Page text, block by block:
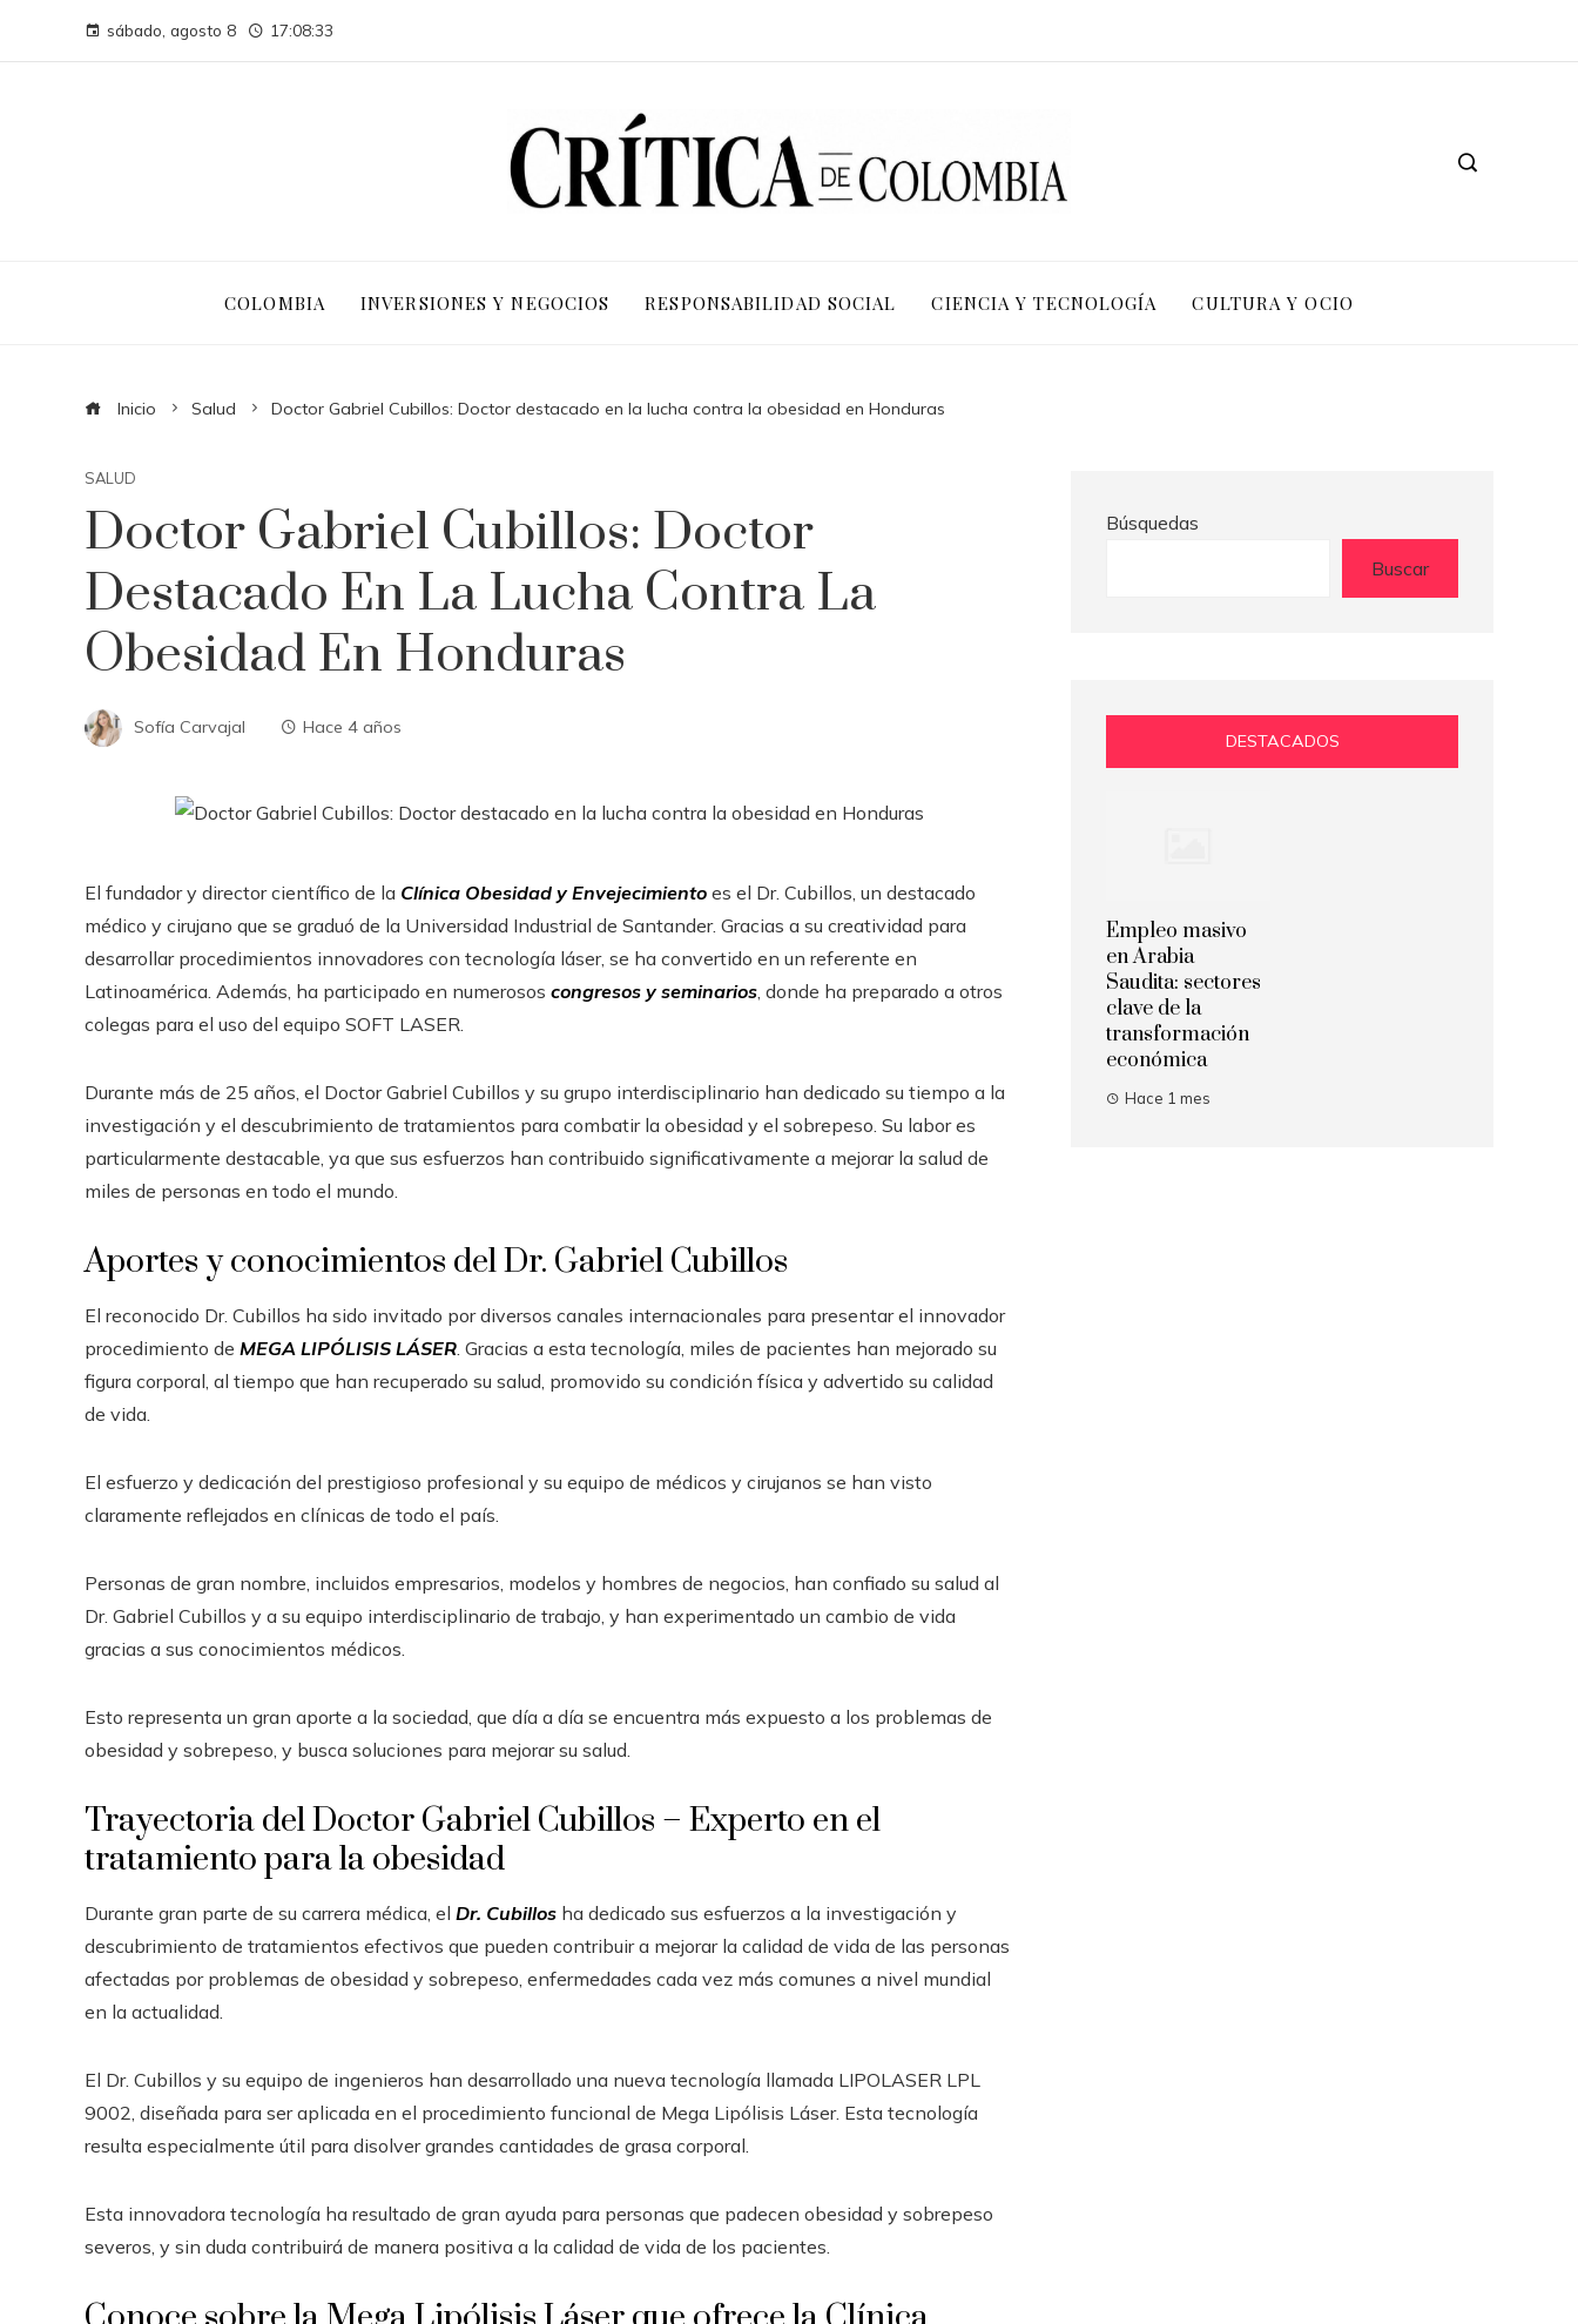
sábado, agosto 8 17:08:34
COLOMBIA INVERSIONES Y NEGOCIOS RESPONSABILIDAD SOCIAL CIENCIA Y TECNOLOGÍA CULTURA Y OCIO
Inicio Salud Doctor Gabriel Cubillos: Doctor destacado en la lucha contra la obesidad en Honduras
SALUD
Doctor Gabriel Cubillos: Doctor
Destacado En La Lucha Contra La
Obesidad En Honduras
Sofía Carvajal Hace 4 años
El fundador y director científico de la Clínica Obesidad y Envejecimiento es el Dr. Cubillos, un destacado
médico y cirujano que se graduó de la Universidad Industrial de Santander. Gracias a su creatividad para
desarrollar procedimientos innovadores con tecnología láser, se ha convertido en un referente en
Latinoamérica. Además, ha participado en numerosos congresos y seminarios, donde ha preparado a otros
colegas para el uso del equipo SOFT LASER.
Durante más de 25 años, el Doctor Gabriel Cubillos y su grupo interdisciplinario han dedicado su tiempo a la
investigación y el descubrimiento de tratamientos para combatir la obesidad y el sobrepeso. Su labor es
particularmente destacable, ya que sus esfuerzos han contribuido significativamente a mejorar la salud de
miles de personas en todo el mundo.
Aportes y conocimientos del Dr. Gabriel Cubillos
El reconocido Dr. Cubillos ha sido invitado por diversos canales internacionales para presentar el innovador
procedimiento de MEGA LIPÓLISIS LÁSER. Gracias a esta tecnología, miles de pacientes han mejorado su
figura corporal, al tiempo que han recuperado su salud, promovido su condición física y advertido su calidad
de vida.
El esfuerzo y dedicación del prestigioso profesional y su equipo de médicos y cirujanos se han visto
claramente reflejados en clínicas de todo el país.
Personas de gran nombre, incluidos empresarios, modelos y hombres de negocios, han confiado su salud al
Dr. Gabriel Cubillos y a su equipo interdisciplinario de trabajo, y han experimentado un cambio de vida
gracias a sus conocimientos médicos.
Esto representa un gran aporte a la sociedad, que día a día se encuentra más expuesto a los problemas de
obesidad y sobrepeso, y busca soluciones para mejorar su salud.
Trayectoria del Doctor Gabriel Cubillos – Experto en el
tratamiento para la obesidad
Durante gran parte de su carrera médica, el Dr. Cubillos ha dedicado sus esfuerzos a la investigación y
descubrimiento de tratamientos efectivos que pueden contribuir a mejorar la calidad de vida de las personas
afectadas por problemas de obesidad y sobrepeso, enfermedades cada vez más comunes a nivel mundial
en la actualidad.
El Dr. Cubillos y su equipo de ingenieros han desarrollado una nueva tecnología llamada LIPOLASER LPL
9002, diseñada para ser aplicada en el procedimiento funcional de Mega Lipólisis Láser. Esta tecnología
resulta especialmente útil para disolver grandes cantidades de grasa corporal.
Esta innovadora tecnología ha resultado de gran ayuda para personas que padecen obesidad y sobrepeso
severos, y sin duda contribuirá de manera positiva a la calidad de vida de los pacientes.
Búsquedas
Buscar
DESTACADOS
Empleo masivo
en Arabia
Saudita: sectores
clave de la
transformación
económica
Hace 1 mes